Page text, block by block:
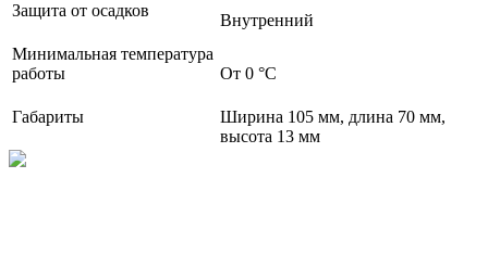
Защита от осадков
Внутренний
Минимальная температура
работы
От 0 °С
Габариты
Ширина 105 мм, длина 70 мм,
высота 13 мм